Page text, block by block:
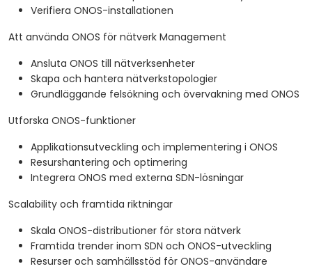
Verifiera ONOS-installationen
Att använda ONOS för nätverk Management
Ansluta ONOS till nätverksenheter
Skapa och hantera nätverkstopologier
Grundläggande felsökning och övervakning med ONOS
Utforska ONOS-funktioner
Applikationsutveckling och implementering i ONOS
Resurshantering och optimering
Integrera ONOS med externa SDN-lösningar
Scalability och framtida riktningar
Skala ONOS-distributioner för stora nätverk
Framtida trender inom SDN och ONOS-utveckling
Resurser och samhällsstöd för ONOS-användare